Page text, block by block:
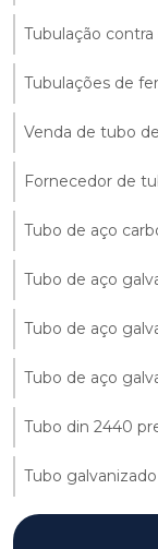
Tubulação
Tubulações de
Venda de tubo
Fornecedor de
Tubo de aço
Tubo de aço
Tubo de aço
Tubo de aço
Tubo din 2440
Tubo